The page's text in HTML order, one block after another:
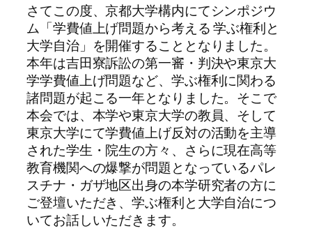
さてこの度、京都大学構内にてシンポジウ
ム「学費値上げ問題から考える 学ぶ権利と
大学自治」を開催することとなりました。
本年は吉田寮訴訟の第一審・判決や東京大
学学費値上げ問題など、学ぶ権利に関わる
諸問題が起こる一年となりました。そこで
本会では、本学や東京大学の教員、そして
東京大学にて学費値上げ反対の活動を主導
された学生・院生の方々、さらに現在高等
教育機関への爆撃が問題となっているパレ
スチナ・ガザ地区出身の本学研究者の方に
ご登壇いただき、学ぶ権利と大学自治につ
いてお話しいただきます。